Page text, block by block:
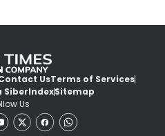
UsTerms of Services
SiberIndexSitemap
Us